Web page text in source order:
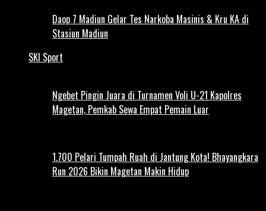
Daop 7 Madiun Gelar Tes Narkoba Masinis & Kru KA di
Stasiun Madiun
SKI Sport
Ngebet Pingin Juara di Turnamen Voli U-21 Kapolres
Magetan, Pemkab Sewa Empat Pemain Luar
1.700 Pelari Tumpah Ruah di Jantung Kota! Bhayangkara
Run 2026 Bikin Magetan Makin Hidup